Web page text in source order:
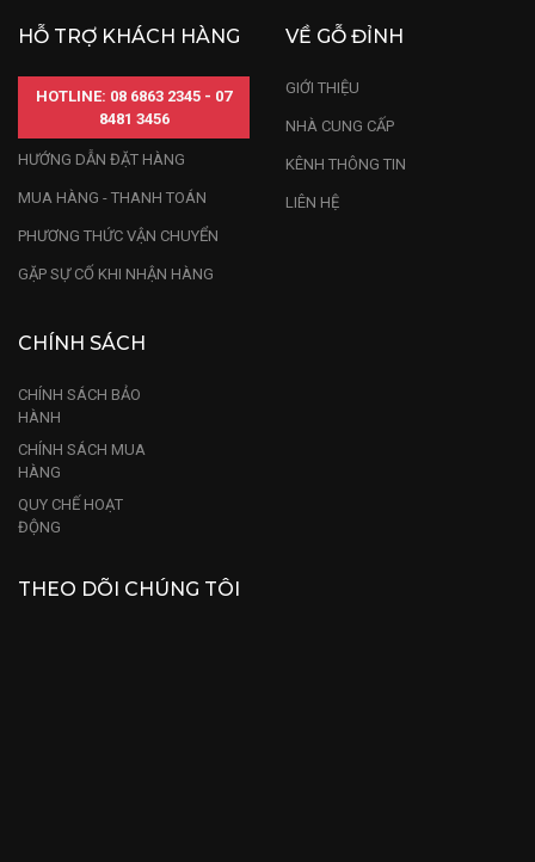
HỖ TRỢ KHÁCH HÀNG
HOTLINE: 08 6863 2345 - 07
8481 3456
HƯỚNG DẪN ĐẶT HÀNG
MUA HÀNG - THANH TOÁN
PHƯƠNG THỨC VẬN CHUYỂN
GẶP SỰ CỐ KHI NHẬN HÀNG
VỀ GỖ ĐỈNH
GIỚI THIỆU
NHÀ CUNG CẤP
KÊNH THÔNG TIN
LIÊN HỆ
CHÍNH SÁCH
CHÍNH SÁCH BẢO
HÀNH
CHÍNH SÁCH MUA
HÀNG
QUY CHẾ HOẠT
ĐỘNG
THEO DÕI CHÚNG TÔI